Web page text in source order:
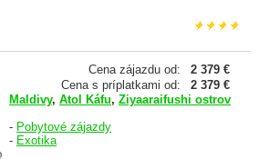
Cena zájazdu od:
2 379 €
Cena s príplatkami od:
2 379 €
Maldivy, Atol Káfu, Ziyaaraifushi ostrov
- Pobytové zájazdy
- Exotika